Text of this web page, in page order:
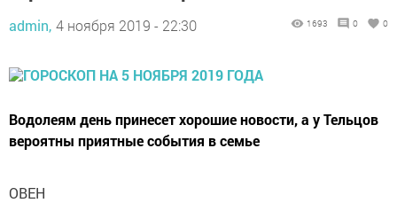
admin, 4 ноября 2019 - 22:30 1693 0 0
Водолеям день принесет хорошие новости, а у Тельцов
вероятны приятные события в семье
ОВЕН